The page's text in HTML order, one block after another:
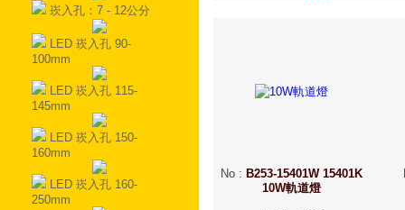
崁入孔：7 - 12公分
LED 崁入孔 90-
100mm
LED 崁入孔 115-
145mm
LED 崁入孔 150-
160mm
LED 崁入孔 160-
250mm
No : B253-15401W 15401K
10W軌道燈